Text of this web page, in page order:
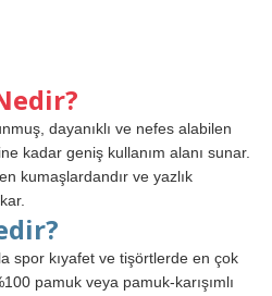
dayanıklı ve nefes alabilen
kadar geniş kullanım alanı sunar.
kumaşlardandır ve yazlık
spor kıyafet ve tişörtlerde en çok
pamuk veya pamuk-karışımlı